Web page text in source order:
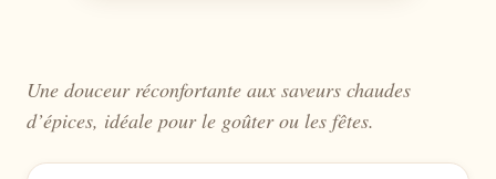
Une douceur réconfortante aux saveurs chaudes
d’épices, idéale pour le goûter ou les fêtes.